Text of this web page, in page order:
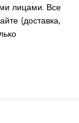
лицами. Все
(доставка,